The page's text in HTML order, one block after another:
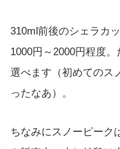
310ml前後のシェラカ
1000円～2000円程度
選べます（初めてのス
ったなあ）。
ちなみにスノーピーク